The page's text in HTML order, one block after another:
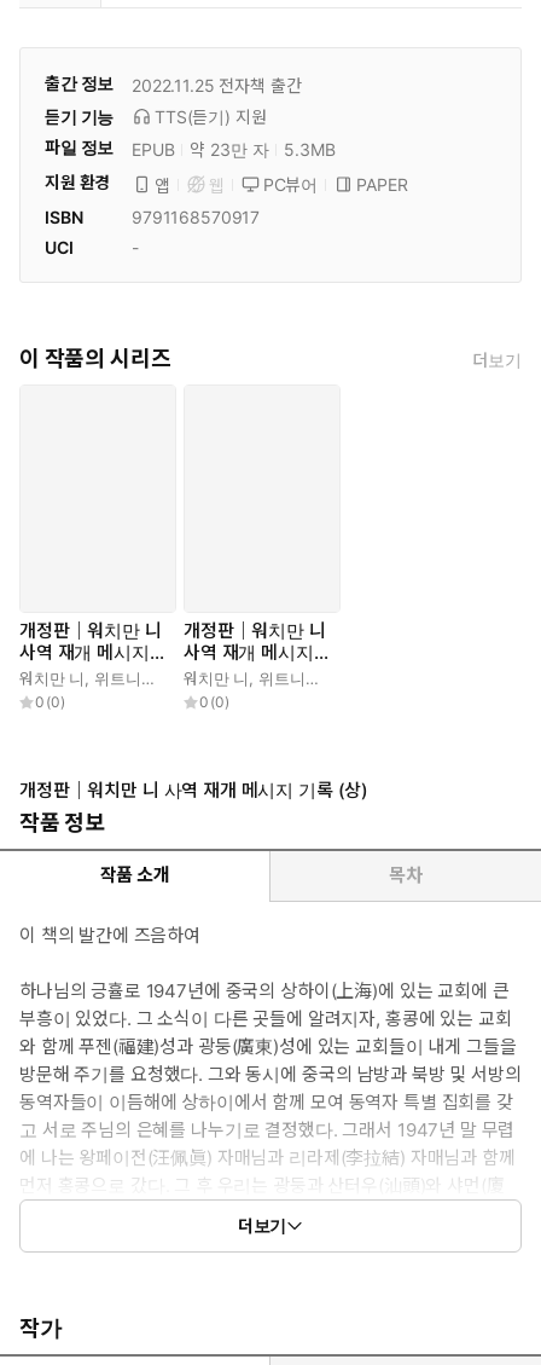
출간 정보 2022.11.25 전자책 출간
듣기 기능
TTS(듣기) 지원
파일 정보
EPUB 약 23만 자
5.3MB
지원 환경
앱 웹 PC뷰어
PAPER
ISBN
9791168570917
UCI
-
이 작품의 시리즈 더보기
개정판｜워치만 니
사역 재개 메시지
기록 (상)
워치만 니 위트니스 리
0 (0)
개정판｜워치만 니
사역 재개 메시지
기록 (하)
워치만 니 위트니스 리
0 (0)
개정판｜워치만 니 사역 재개 메시지 기록 (상)
작품 정보
작품 소개 목차
이 책의 발간에 즈음하여
하나님의 긍휼로 1947년에 중국의 상하이(上海)에 있는 교회에 큰
부흥이 있었다. 그 소식이 다른 곳들에 알려지자, 홍콩에 있는 교회
와 함께 푸젠(福建)성과 광둥(廣東)성에 있는 교회들이 내게 그들을
방문해 주기를 요청했다. 그와 동시에 중국의 남방과 북방 및 서방의
동역자들이 이듬해에 상하이에서 함께 모여 동역자 특별 집회를 갖
고 서로 주님의 은혜를 나누기로 결정했다. 그래서 1947년 말 무렵
에 나는 왕페이전(汪佩眞) 자매님과 리라제(李拉結) 자매님과 함께
먼저 홍콩으로 갔다. 그 후 우리는 광둥과 산터우(汕頭)와 샤먼(廈
門)에 갔다. 마지막으로, 이듬해 3월에 푸저우(福州)에 갔다. 이 모
든 지방들에서 우리는 특별 부흥 집회를 가졌다. 푸저우에서 집회를
다. 그 소식이 밖으로 전해지자, 푸저우 주변에 있는 동역자들 삼사
십 명도 그 모임에 참석하게 해 달라고 한목소리로 요청해 왔다. 니
더보기
작가